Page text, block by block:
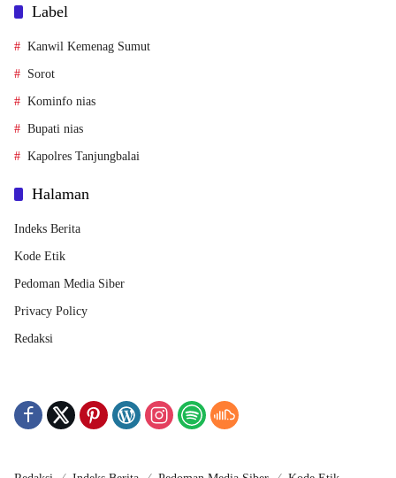
Label
Kanwil Kemenag Sumut
Sorot
Kominfo nias
Bupati nias
Kapolres Tanjungbalai
Halaman
Indeks Berita
Kode Etik
Pedoman Media Siber
Privacy Policy
Redaksi